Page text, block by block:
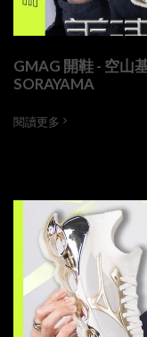
GMAG 開鞋 - 空山
SORAYAMA
閱讀更多